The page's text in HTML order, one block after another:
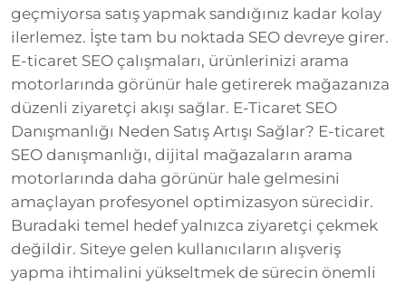
geçmiyorsa satış yapmak sandığınız kadar kolay
ilerlemez. İşte tam bu noktada SEO devreye girer.
E-ticaret SEO çalışmaları, ürünlerinizi arama
motorlarında görünür hale getirerek mağazanıza
düzenli ziyaretçi akışı sağlar. E-Ticaret SEO
Danışmanlığı Neden Satış Artışı Sağlar? E-ticaret
SEO danışmanlığı, dijital mağazaların arama
motorlarında daha görünür hale gelmesini
amaçlayan profesyonel optimizasyon sürecidir.
Buradaki temel hedef yalnızca ziyaretçi çekmek
değildir. Siteye gelen kullanıcıların alışveriş
yapma ihtimalini yükseltmek de sürecin önemli